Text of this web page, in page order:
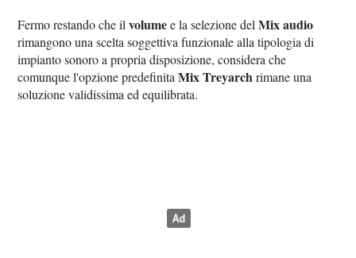
Fermo restando che ilvolumee la selezione delMix audio
rimangono una scelta soggettiva funzionale alla tipologia di
impianto sonoro a propria disposizione, considera che
comunque l'opzione predefinitaMix Treyarchrimane una
soluzione validissima ed equilibrata.